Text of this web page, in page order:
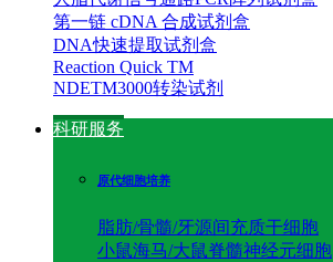
第一链 cDNA 合成试剂盒
DNA快速提取试剂盒
Reaction Quick TM
NDETM3000转染试剂
科研服务
原代细胞培养
脂肪/骨髓/牙源间充质干细胞
小鼠海马/大鼠脊髓神经元细胞